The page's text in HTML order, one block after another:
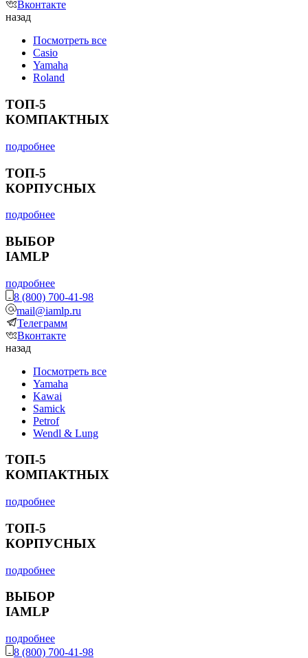
Вконтакте
назад
Посмотреть все
Casio
Yamaha
Roland
ТОП-5
КОМПАКТНЫХ
подробнее
ТОП-5
КОРПУСНЫХ
подробнее
ВЫБОР
IAMLP
подробнее
8 (800) 700-41-98
mail@iamlp.ru
Телеграмм
Вконтакте
назад
Посмотреть все
Yamaha
Kawai
Samick
Petrof
Wendl & Lung
ТОП-5
КОМПАКТНЫХ
подробнее
ТОП-5
КОРПУСНЫХ
подробнее
ВЫБОР
IAMLP
подробнее
8 (800) 700-41-98